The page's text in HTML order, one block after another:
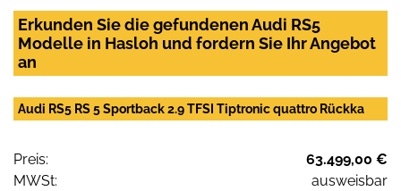
Erkunden Sie die gefundenen Audi RS5
Modelle in Hasloh und fordern Sie Ihr Angebot
an
Audi RS5 RS 5 Sportback 2.9 TFSI Tiptronic quattro Rückka
Preis:
63.499,00 €
MWSt:
ausweisbar